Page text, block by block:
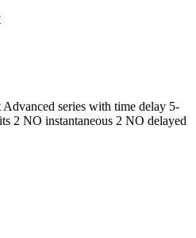
series with time delay 5-
2 NO instantaneous 2 NO delayed